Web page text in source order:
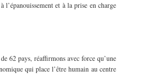
et à la prise en charge
62 pays, réaffirmons avec force qu’une
qui place l’être humain au centre